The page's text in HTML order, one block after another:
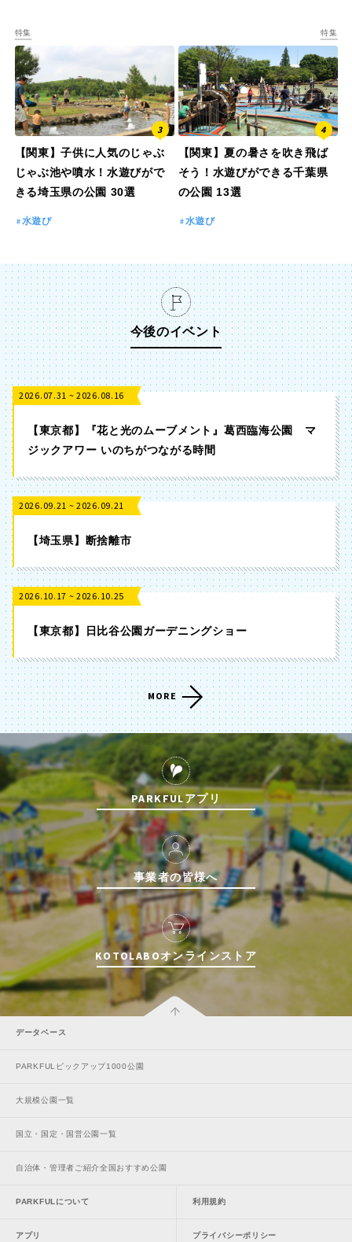
特集
【関東】子供に人気のじゃぶ
じゃぶ池や噴水！水遊びがで
きる埼玉県の公園 30選
水遊び
特集
【関東】夏の暑さを吹き飛ば
そう！水遊びができる千葉県
の公園 13選
水遊び
今後のイベント
2026.07.31 ~ 2026.08.16
【東京都】『花と光のムーブメント』葛西臨海公園 マ
ジックアワー いのちがつながる時間
2026.09.21 ~ 2026.09.21
【埼玉県】断捨離市
2026.10.17 ~ 2026.10.25
【東京都】日比谷公園ガーデニングショー
MORE
PARKFULアプリ
事業者の皆様へ
KOTOLABOオンラインストア
データベース
PARKFULピックアップ1000公園
大規模公園一覧
国立・国定・国営公園一覧
自治体・管理者ご紹介全国おすすめ公園
PARKFULについて
アプリ
利用規約
プライバシーポリシー